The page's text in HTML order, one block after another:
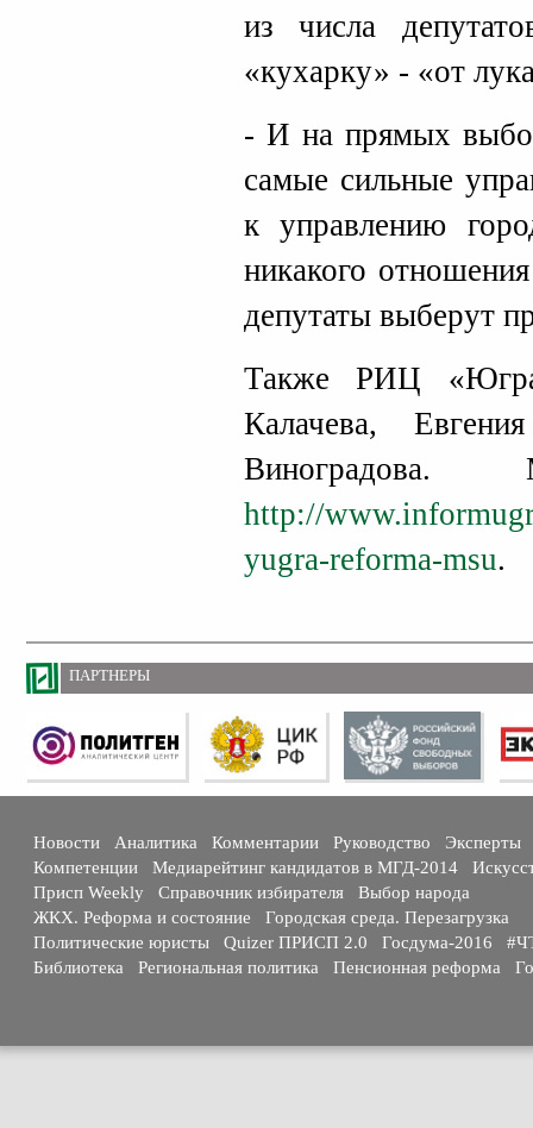
из числа
«кухарку» - «от
- И на прямых
самые сильные
к управлению
никакого
депутаты выберут
Также РИЦ
Калачева,
Виноградова.
http://
yugra-reforma-msu.
ПАРТНЕРЫ
Новости Аналитика Комментарии Руководство
Эксперты
Компетенции
Медиарейтинг кандидатов в МГД-2014
Присп Weekly
Справочник избирателя
Выбор народа
ЖКХ. Реформа и состояние
Городская среда. Перезагрузка
Политические юристы
Quizer ПРИСП 2.0 Госдума-2016
Библиотека
Региональная политика Пенсионная реформа